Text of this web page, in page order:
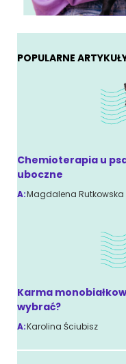
POPULARNE
Chemioterapia u
uboczne
A:Magdalena Rutkowska
Karma
wybrać?
A:Karolina Ściubisz